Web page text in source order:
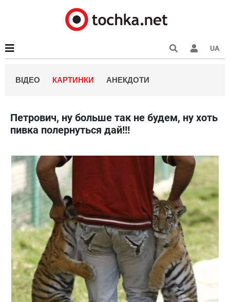
UA
ВІДЕО КАРТИНКИ АНЕКДОТИ
Петрович, ну больше так не будем, ну хоть
пивка полернуться дай!!!